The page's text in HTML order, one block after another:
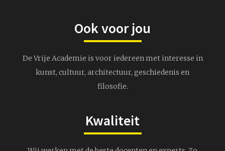
Ook voor jou
De Vrije Academie is voor iedereen met interesse in
kunst, cultuur, architectuur, geschiedenis en
filosofie.
Kwaliteit